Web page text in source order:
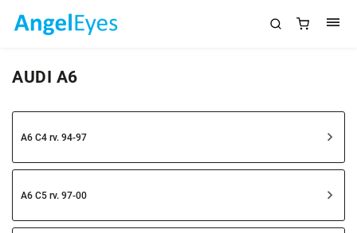
AUDI A6
A6 C4 rv. 94-97
A6 C5 rv. 97-00